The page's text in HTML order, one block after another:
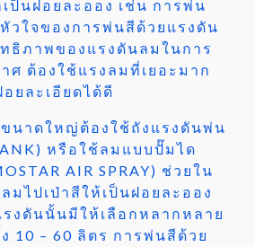
ป็นฝอยละออง เช่น การพ่น
วใจของการพ่นสีด้วยแรงดัน
ธิภาพของแรงดันลมในการ
ศ ต้องใช้แรงลมที่เยอะมาก
ยละเอียดได้ดี
นาดใหญ่ต้องใช้ถังแรงดันพ่น
หรือใช้ลมแบบปั๊มได
AIR SPRAY) ช่วยใน
มไปเป่าสีให้เป็นฝอยละออง
รงดันนั้นมีให้เลือกหลากหลาย
10 – 60 ลิตร การพ่นสีด้วย